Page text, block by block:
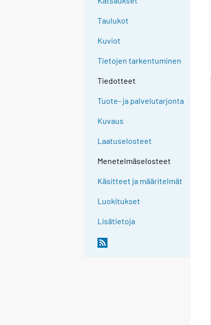
Taulukot
Kuviot
Tietojen tarkentuminen
Tiedotteet
Tuote- ja palvelutarjonta
Kuvaus
Laatuselosteet
Menetelmäselosteet
Käsitteet ja määritelmät
Luokitukset
Lisätietoja